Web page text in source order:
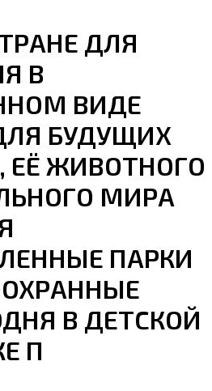
ДЛЯ
В
ВИДЕ
БУДУЩИХ
ЕЁ ЖИВОТНОГО
МИРА
ПАРКИ
В ДЕТСКОЙ
П